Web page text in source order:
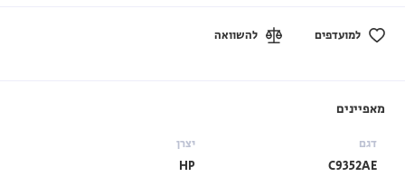
למועדפים להשוואה
מאפיינים
דגם
C9352AE
יצרן
HP